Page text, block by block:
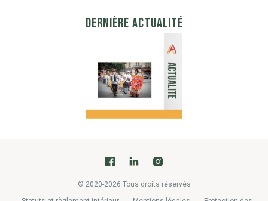
DERNIÈRE ACTUALITÉ
© 2020-2026 Tous droits réservés